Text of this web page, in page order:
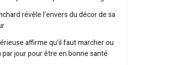
révèle l’envers du décor de sa
affirme qu’il faut marcher ou
par jour pour être en bonne santé